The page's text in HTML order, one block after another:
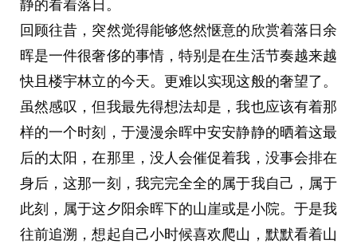
内心深处高兴得很。
对象帮我安排了人来接。妈又多绕了一圈。你看，
人就是这么诚实。身体说不要，心里说谢谢。
五号回程的时候天气很好。
出发点从南通换成了高邮，近了不少。我把用了近
十年的负角度把立反装了。它本来就是支持反装
的，以前装上去正好水平，让我欣喜了好多年。
但背面始终是背面。没有花纹，略显简陋。
就像人上了年纪。
静的看着落日。
回顾往昔，突然觉得能够悠然惬意的欣赏着落日余
晖是一件很奢侈的事情，特别是在生活节奏越来越
快且楼宇林立的今天。更难以实现这般的奢望了。
虽然感叹，但我最先得想法却是，我也应该有着那
样的一个时刻，于漫漫余晖中安安静静的晒着这最
后的太阳，在那里，没人会催促着我，没事会排在
身后，这那一刻，我完完全全的属于我自己，属于
此刻，属于这夕阳余晖下的山崖或是小院。于是我
往前追溯，想起自己小时候喜欢爬山，默默看着山